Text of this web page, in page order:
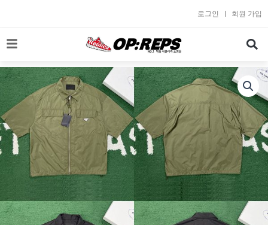
로
너
뛰
기
로그인 회원 가입